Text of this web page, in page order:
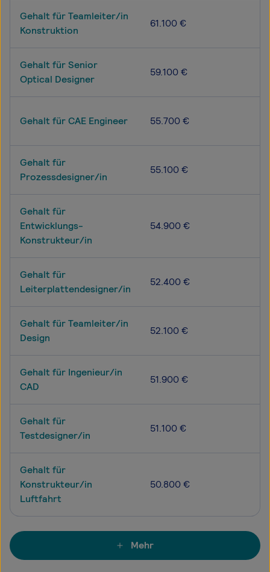
Gehalt für Teamleiter/in
Konstruktion
61.100 €
Gehalt für Senior
Optical Designer
59.100 €
Gehalt für CAE Engineer 55.700 €
Gehalt für
Prozessdesigner/in
55.100 €
Gehalt für
Entwicklungs-
Konstrukteur/in
54.900 €
Gehalt für
Leiterplattendesigner/in
52.400 €
Gehalt für Teamleiter/in
Design
52.100 €
Gehalt für Ingenieur/in
CAD
51.900 €
Gehalt für
Testdesigner/in
51.100 €
Gehalt für
Konstrukteur/in
Luftfahrt
50.800 €
Mehr